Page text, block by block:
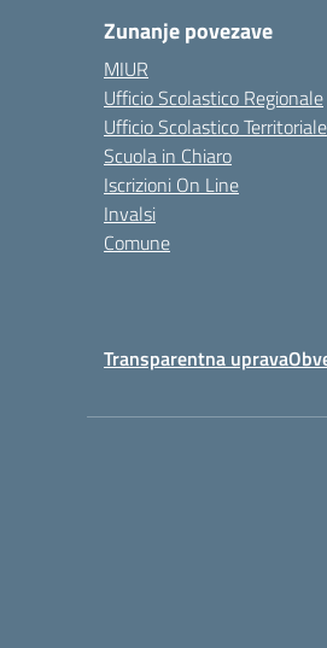
Zunanje povezave
MIUR
Ufficio Scolastico Regionale
Ufficio Scolastico Territoriale
Scuola in Chiaro
Iscrizioni On Line
Invalsi
Comune
Transparentna uprava